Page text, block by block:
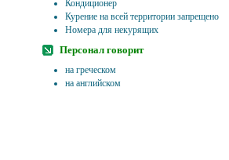
Кондиционер
Курение на всей территории запрещено
Номера для некурящих
Персонал говорит
на греческом
на английском